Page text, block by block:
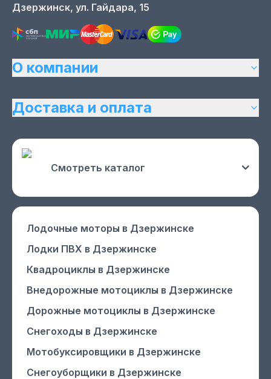
Дзержинск, ул. Гайдара, 15
О компании
Доставка и оплата
Смотреть каталог
Лодочные моторы в Дзержинске
Лодки ПВХ в Дзержинске
Квадроциклы в Дзержинске
Внедорожные мотоциклы в Дзержинске
Дорожные мотоциклы в Дзержинске
Снегоходы в Дзержинске
Мотобуксировщики в Дзержинске
Снегоуборщики в Дзержинске